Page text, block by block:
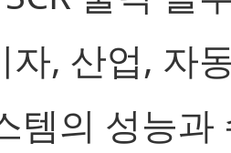
자, 산업, 자
템의 성능과